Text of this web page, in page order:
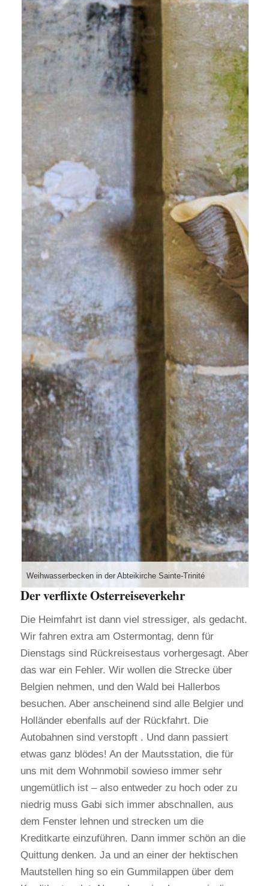
Weihwasserbecken in der Abteikirche Sainte-Trinité
Der verflixte Osterreiseverkehr
Die Heimfahrt ist dann viel stressiger, als gedacht.
Wir fahren extra am Ostermontag, denn für
Dienstags sind Rückreisestaus vorhergesagt. Aber
das war ein Fehler. Wir wollen die Strecke über
Belgien nehmen, und den Wald bei Hallerbos
besuchen. Aber anscheinend sind alle Belgier und
Holländer ebenfalls auf der Rückfahrt. Die
Autobahnen sind verstopft . Und dann passiert
etwas ganz blödes! An der Mautsstation, die für
uns mit dem Wohnmobil sowieso immer sehr
ungemütlich ist – also entweder zu hoch oder zu
niedrig muss Gabi sich immer abschnallen, aus
dem Fenster lehnen und strecken um die
Kreditkarte einzuführen. Dann immer schön an die
Quittung denken. Ja und an einer der hektischen
Mautstellen hing so ein Gummilappen über dem